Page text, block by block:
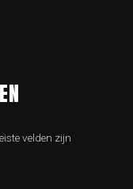
velden zijn